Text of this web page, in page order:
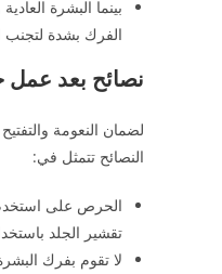
بينما البشرة
الفرك بشدة لتجنب
نصائح بعد عمل
لضمان النعومة
النصائح تتمثل في:
الحرص على
تقشير الجلد
لا تقوم بفرك البشرة أو استخدام أي